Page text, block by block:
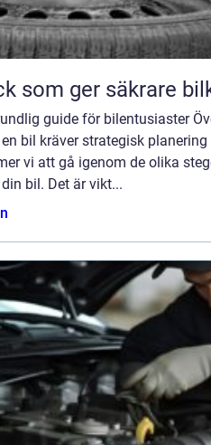
som ger säkrare
guide för bilentusiaster
bil kräver strategisk
vi att gå igenom de olika
bil. Det är vikt...